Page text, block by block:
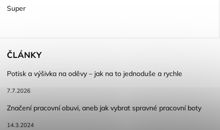
Super
ČLÁNKY
Potisk a výšivka na oděvy – jak na to jednoduše a rychle
7.7.2026
Značení pracovní obuvi, aneb jak vybrat spravné pracovní boty
14.3.2024